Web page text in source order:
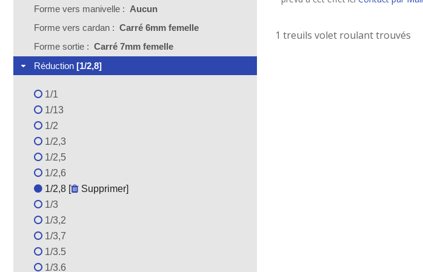
Forme vers manivelle : Aucun
Forme vers cardan : Carré 6mm femelle
Forme sortie : Carré 7mm femelle
Réduction [1/2,8]
1/1
1/13
1/2
1/2,3
1/2,5
1/2,6
1/2,8 [
Supprimer]
1/3
1/3,2
1/3,7
1/3.5
1/3.6
1 treuils volet roulant trouvés